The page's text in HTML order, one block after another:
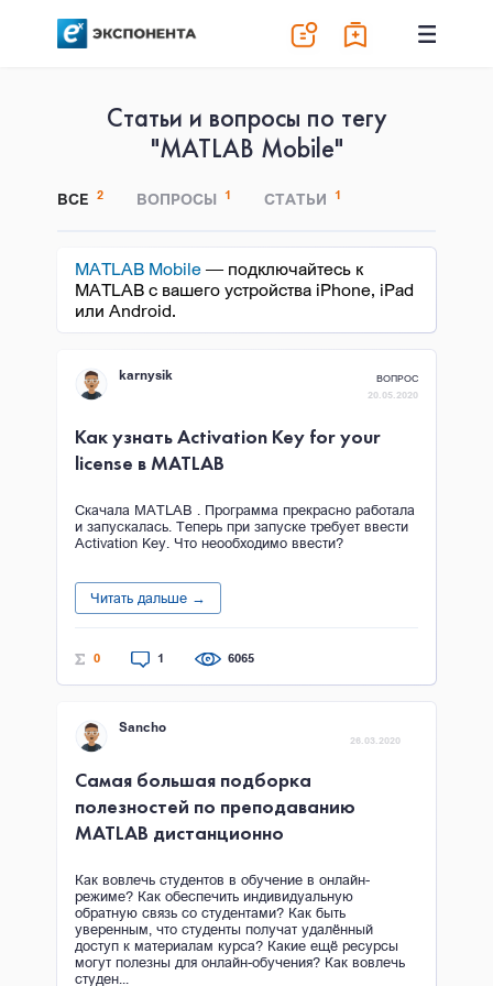
Статьи и вопросы по тегу
"MATLAB Mobile"
ВСЕ 2 ВОПРОСЫ 1 СТАТЬИ 1
MATLAB Mobile — подключайтесь к
MATLAB с вашего устройства iPhone, iPad
или Android.
ВОПРОС
20.05.2020
karnysik
Как узнать Activation Key for your
license в MATLAB
Скачала MATLAB . Программа прекрасно работала
и запускалась. Теперь при запуске требует ввести
Activation Key. Что неообходимо ввести?
Читать дальше →
0 1 6065
26.03.2020
Sancho
Самая большая подборка
полезностей по преподаванию
MATLAB дистанционно
Как вовлечь студентов в обучение в онлайн-
режиме? Как обеспечить индивидуальную
обратную связь со студентами? Как быть
уверенным, что студенты получат удалённый
доступ к материалам курса? Какие ещё ресурсы
могут полезны для онлайн-обучения? Как вовлечь
студен...